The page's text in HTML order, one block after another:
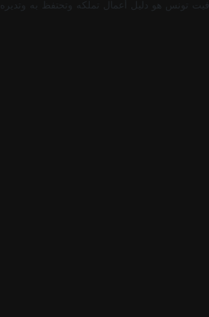
تونس هو دليل أعمال تملكه وتحتفظ به وتديره